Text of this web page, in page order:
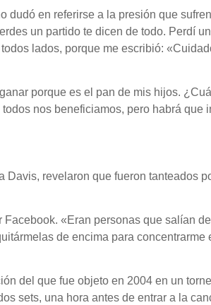
dudó en referirse a la presión que
un partido te dicen de todo. Perdí
lados, porque me escribió:
porque es el pan de mis hijos.
nos beneficiamos, pero habrá que
Davis, revelaron que fueron tanteados
«Eran personas que salían
de encima para concentrarme
del que fue objeto en 2004 en un
sets, una hora antes de entrar a la